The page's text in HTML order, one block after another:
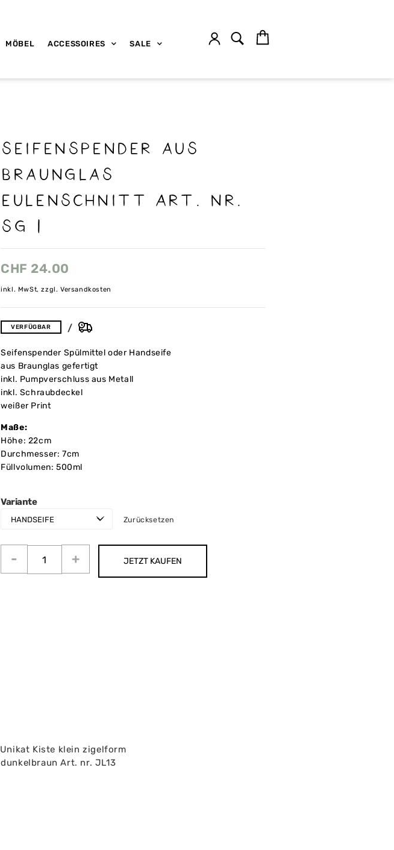
MÖBEL ACCESSOIRES SALE
Seifenspender aus
Braunglas
Eulenschnitt Art. Nr.
SG 1
CHF 24.00
inkl. MwSt, zzgl. Versandkosten
VERFÜGBAR
Seifenspender Spülmittel oder Handseife
aus Braunglas gefertigt
inkl. Pumpverschluss aus Metall
inkl. Schraubdeckel
weißer Print
Maße:
Höhe: 22cm
Durchmesser: 7cm
Füllvolumen: 500ml
Variante
Zurücksetzen
JETZT KAUFEN